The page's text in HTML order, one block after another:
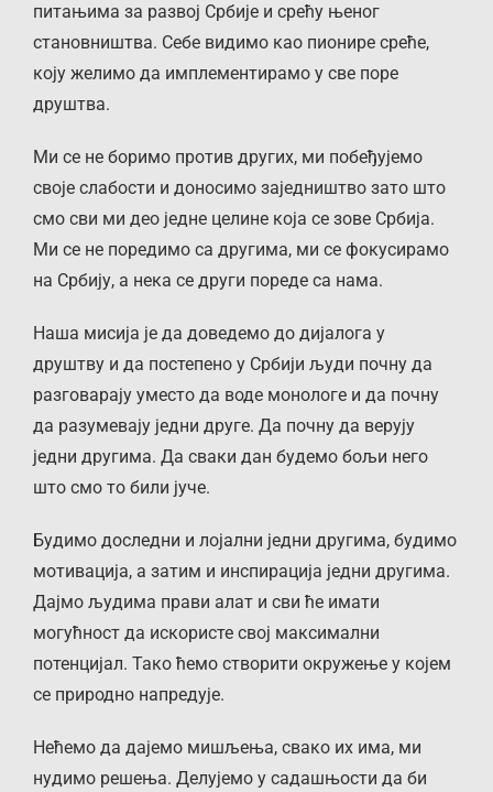
питањима за развој Србије и срећу њеног
становништва. Себе видимо као пионире среће,
коју желимо да имплементирамо у све поре
друштва.
Ми се не боримо против других, ми побеђујемо
своје слабости и доносимо заједништво зато што
смо сви ми део једне целине која се зове Србија.
Ми се не поредимо са другима, ми се фокусирамо
на Србију, а нека се други пореде са нама.
Наша мисија је да доведемо до дијалога у
друштву и да постепено у Србији људи почну да
разговарају уместо да воде монологе и да почну
да разумевају једни друге. Да почну да верују
једни другима. Да сваки дан будемо бољи него
што смо то били јуче.
Будимо доследни и лојални једни другима, будимо
мотивација, а затим и инспирација једни другима.
Дајмо људима прави алат и сви ће имати
могућност да искористе свој максимални
потенцијал. Тако ћемо створити окружење у којем
се природно напредује.
Нећемо да дајемо мишљења, свако их има, ми
нудимо решења. Делујемо у садашњости да би